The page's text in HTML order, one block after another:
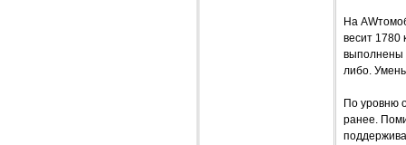
На
весит 1780
выполнены
либо.
По уровню
ранее.